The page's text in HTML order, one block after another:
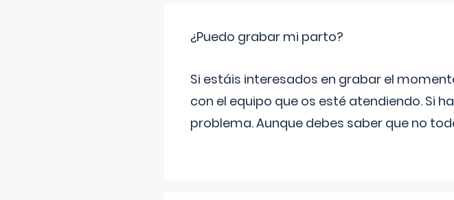
¿Puedo grabar mi parto?
Si estáis interesados en grabar el
con el equipo que os esté atendiendo. Si
problema. Aunque debes saber que no